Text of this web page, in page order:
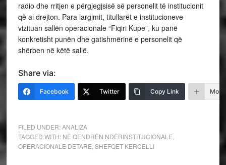
radio dhe rritjen e përgjegjsisë së personelit të institucionit
që ai drejton. Para largimit, titullarët e institucioneve
vizituan sallën operacionale “Fiqiri Kupe”, ku panë
konkretisht punën dhe gatishmërinë e personelit që
shërben në këtë sallë.
Share via:
Facebook Twitter Copy Link More
FILED UNDER:ANALIZA
TAGGED WITH: NË QENDRËN NDËRINSTITUCIONALE
OPERACIONALE DETARE SHEFQET KERCELLI